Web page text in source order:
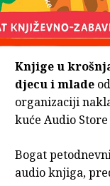
Knjige u
djecu i mlade
organizaciji
kuće Audio
Bogat
audio knjiga,